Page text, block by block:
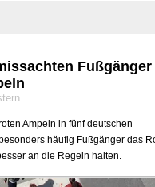
Fußgänger
Ampeln in fünf deutschen
häufig Fußgänger das
an die Regeln halten.